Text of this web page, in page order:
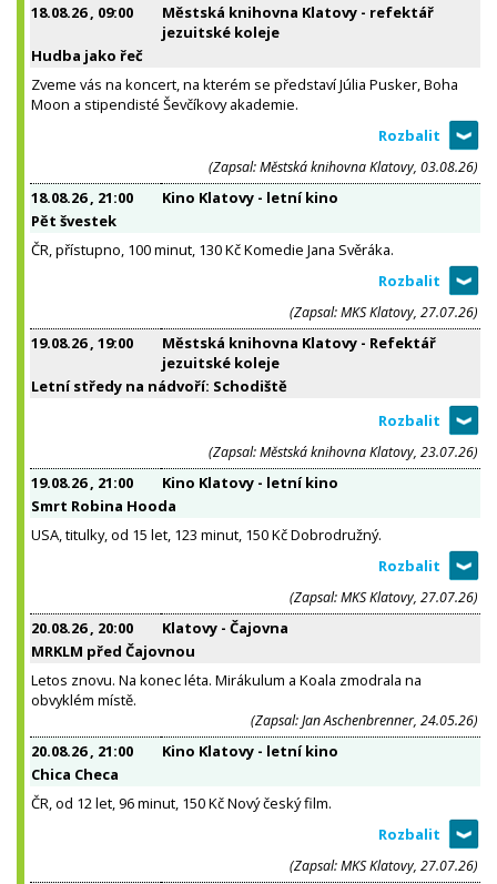
18.08.26, 09:00
Městská knihovna Klatovy - refektář
jezuitské koleje
Hudba jako řeč
Zveme vás na koncert, na kterém se představí Júlia Pusker, Boha
Moon a stipendisté Ševčíkovy akademie.
(Zapsal: Městská knihovna Klatovy, 03.08.26)
18.08.26, 21:00
Kino Klatovy - letní kino
Pět švestek
ČR, přístupno, 100 minut, 130 Kč Komedie Jana Svěráka.
(Zapsal: MKS Klatovy, 27.07.26)
19.08.26, 19:00
Městská knihovna Klatovy - Refektář
jezuitské koleje
Letní středy na nádvoří: Schodiště
(Zapsal: Městská knihovna Klatovy, 23.07.26)
19.08.26, 21:00
Kino Klatovy - letní kino
Smrt Robina Hooda
USA, titulky, od 15 let, 123 minut, 150 Kč Dobrodružný.
(Zapsal: MKS Klatovy, 27.07.26)
20.08.26, 20:00
Klatovy - Čajovna
MRKLM před Čajovnou
Letos znovu. Na konec léta. Mirákulum a Koala zmodrala na
obvyklém místě.
(Zapsal: Jan Aschenbrenner, 24.05.26)
20.08.26, 21:00
Kino Klatovy - letní kino
Chica Checa
ČR, od 12 let, 96 minut, 150 Kč Nový český film.
(Zapsal: MKS Klatovy, 27.07.26)